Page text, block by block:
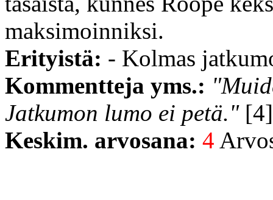
maksimoinniksi.
Erityistä: - Kolmas
Kommentteja yms.:
Jatkumon lumo ei petä."
Keskim. arvosana: 4